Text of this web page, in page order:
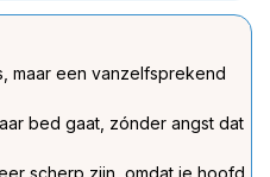
maar een vanzelfsprekend
bed gaat, zónder angst dat
scherp zijn, omdat je hoofd